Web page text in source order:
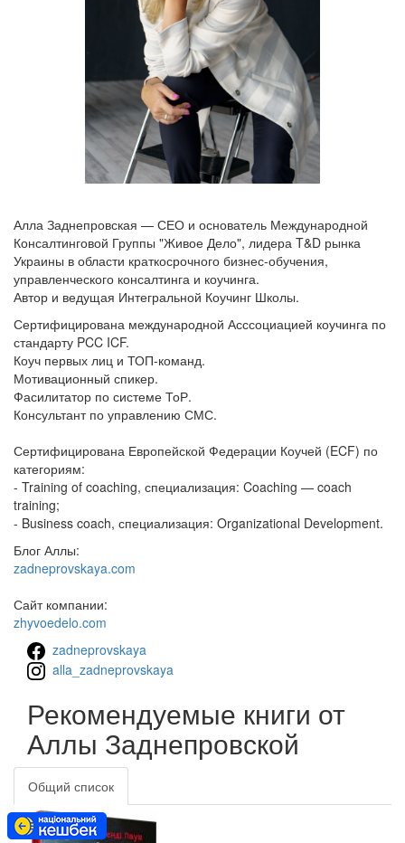
Алла Заднепровская — СЕО и основатель Международной
Консалтинговой Группы "Живое Дело", лидера T&D рынка
Украины в области краткосрочного бизнес-обучения,
управленческого консалтинга и коучинга.
Автор и ведущая Интегральной Коучинг Школы.
Сертифицирована международной Асссоциацией коучинга по
стандарту PCC ICF.
Коуч первых лиц и ТОП-команд.
Мотивационный спикер.
Фасилитатор по системе ТоР.
Консультант по управлению СМС.
Сертифицирована Европейской Федерации Коучей (ECF) по
категориям:
- Training of coaching, специализация: Coaching — coach
training;
- Business coach, специализация: Organizational Development.
Блог Аллы:
zadneprovskaya.com
Сайт компании:
zhyvoedelo.com
zadneprovskaya
alla_zadneprovskaya
Рекомендуемые книги от
Аллы Заднепровской
Общий список